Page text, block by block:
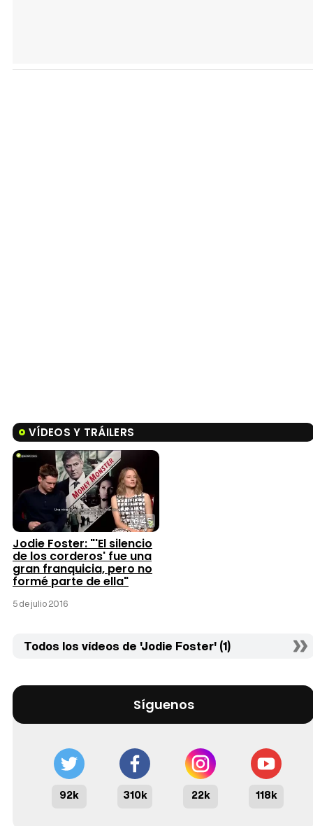
VÍDEOS Y TRÁILERS
6:45
Jodie Foster: "'El silencio
de los corderos' fue una
gran franquicia, pero no
formé parte de ella"
5 de julio 2016
Todos los vídeos de 'Jodie Foster' (1)
Síguenos
92k 310k 22k 118k